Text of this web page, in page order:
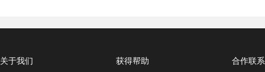
关于我们
获得帮助
合作联系